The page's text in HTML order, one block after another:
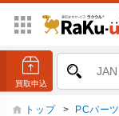
トップ > PCパーツ